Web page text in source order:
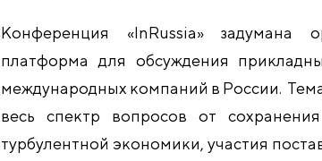
Конференция «InRussia» задумана
платформа для обсуждения
международных компаний в России.
весь спектр вопросов от
турбулентной экономики, участия